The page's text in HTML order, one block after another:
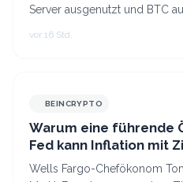
Server ausgenutzt und BTC
gestohlen. Es ist bereits der
vor 16 Std.
BEINCRYPTO
Warum eine führende
Fed kann Inflation mit
besiegen
Wells Fargo-Chefökonom